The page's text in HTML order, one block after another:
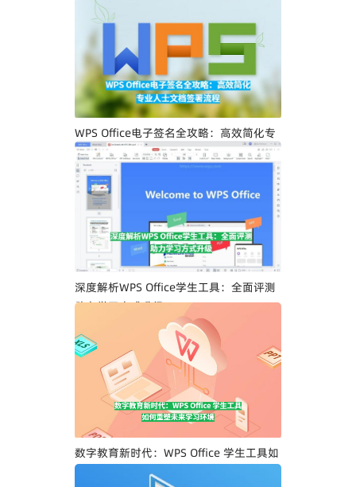
WPS Office电子签名全攻略：高效简化专
业人士文档签署流程
深度解析WPS Office学生工具：全面评测
助力学习方式升级
数字教育新时代：WPS Office 学生工具如
何重塑未来学习环境